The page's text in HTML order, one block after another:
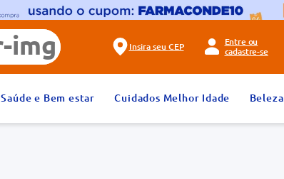
Insira seu CEP
Entre ou
cadastre-se
Saúde e Bem estar Cuidados Melhor Idade Beleza